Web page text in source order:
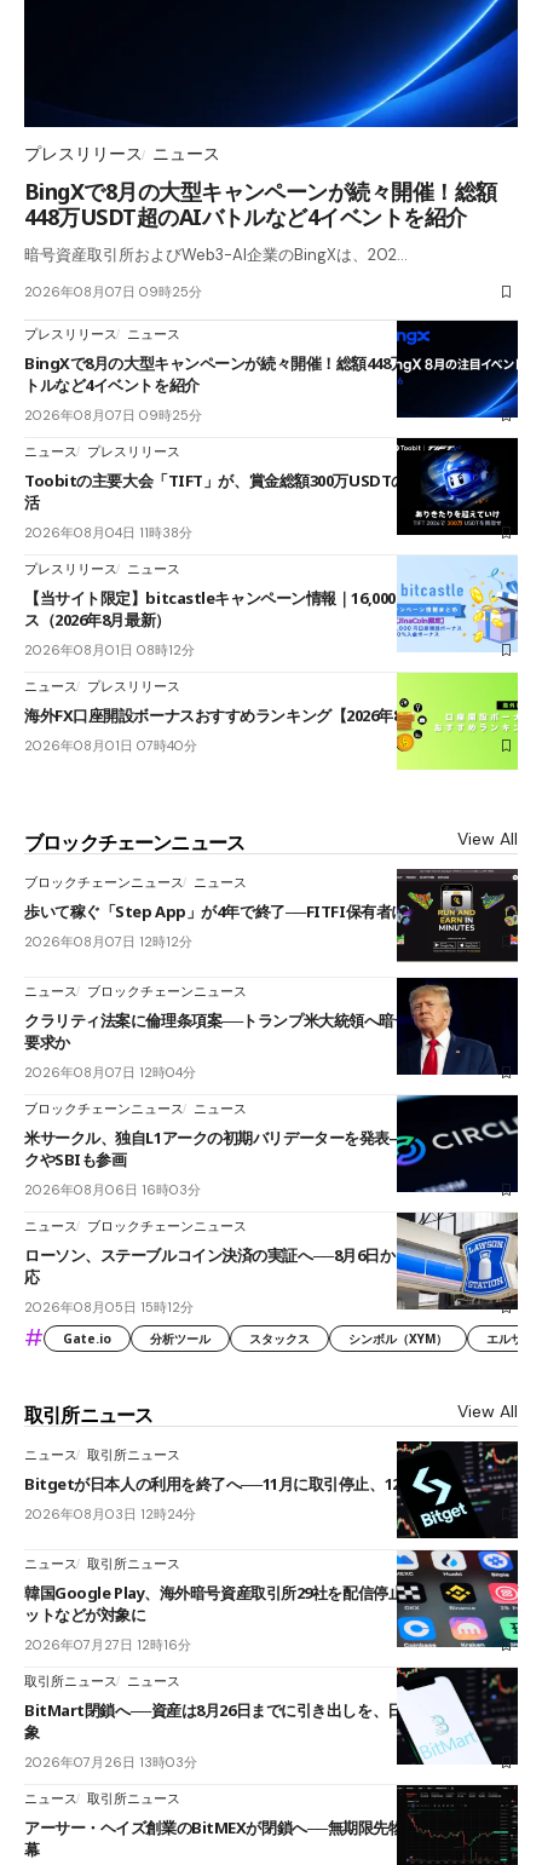
プレスリリース ニュース
BingXで8月の大型キャンペーンが続々開催！総額
448万USDT超のAIバトルなど4イベントを紹介
暗号資産取引所およびWeb3-AI企業のBingXは、202…
2026年08月07日 09時25分
プレスリリース ニュース
BingXで8月の大型キャンペーンが続々開催！総額448万USDT超のAIバ
トルなど4イベントを紹介
2026年08月07日 09時25分
ニュース プレスリリース
Toobitの主要大会「TIFT」が、賞金総額300万USDTのレースとして復
活
2026年08月04日 11時38分
プレスリリース ニュース
【当サイト限定】bitcastleキャンペーン情報｜16,000円口座開設ボーナ
ス（2026年8月最新）
2026年08月01日 08時12分
ニュース プレスリリース
海外FX口座開設ボーナスおすすめランキング【2026年8月最新】
2026年08月01日 07時40分
ブロックチェーンニュース View All
ブロックチェーンニュース ニュース
歩いて稼ぐ「Step App」が4年で終了──FITFI保有者に対応呼びかけ
2026年08月07日 12時12分
ニュース ブロックチェーンニュース
クラリティ法案に倫理条項案──トランプ米大統領へ暗号資産事業の売却
要求か
2026年08月07日 12時04分
ブロックチェーンニュース ニュース
米サークル、独自L1アークの初期バリデーターを発表――ブラックロッ
クやSBIも参画
2026年08月06日 16時03分
ニュース ブロックチェーンニュース
ローソン、ステーブルコイン決済の実証へ──8月6日からJPYCやUSDC対
応
2026年08月05日 15時12分
# Gate.io 分析ツール スタックス シンボル（XYM） エルサル
取引所ニュース View All
ニュース 取引所ニュース
Bitgetが日本人の利用を終了へ──11月に取引停止、12月末に強制決済
2026年08月03日 12時24分
ニュース 取引所ニュース
韓国Google Play、海外暗号資産取引所29社を配信停止──OKXやバイビ
ットなどが対象に
2026年07月27日 12時16分
取引所ニュース ニュース
BitMart閉鎖へ──資産は8月26日までに引き出しを、日本人利用者も対
象
2026年07月26日 13時03分
ニュース 取引所ニュース
アーサー・ヘイズ創業のBitMEXが閉鎖へ──無期限先物を生んだ11年に
幕